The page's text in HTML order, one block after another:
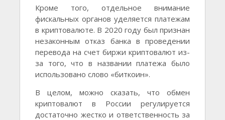
Кроме того, отдельное внимание
фискальных органов уделяется платежам
в криптовалюте. В 2020 году был признан
незаконным отказ банка в проведении
перевода на счет биржи криптовалют из-
за того, что в названии платежа было
использовано слово «биткоин».
В целом, можно сказать, что обмен
криптовалют в России регулируется
достаточно жестко и ответственность за